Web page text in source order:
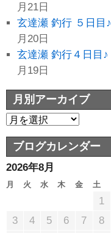
月21日
玄達瀬 釣行 ５日目♪
月20日
玄達瀬 釣行４日目♪
月19日
月別アーカイブ
ブログカレンダー
2026年8月
月 火 水 木 金 土
1
3
4 5 6 7 8